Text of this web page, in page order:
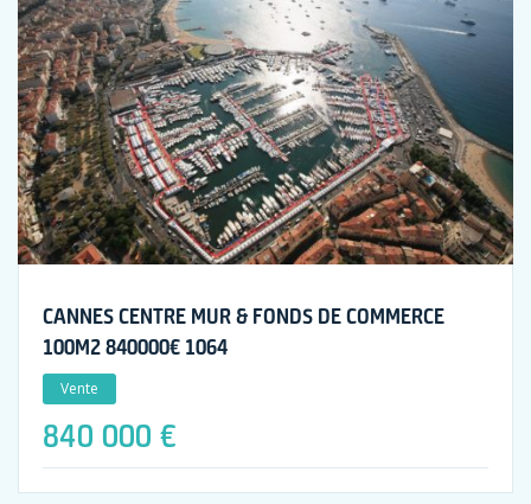
CANNES CENTRE MUR & FONDS DE COMMERCE
100M2 840000€ 1064
Vente
840 000 €